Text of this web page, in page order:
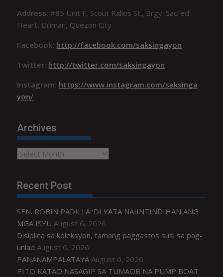
Address:#85 Unit F, Scout Rallos St., Brgy. Sacred
Heart, Diliman, Quezon City
Facebook: http://facebook.com/saksingayon
Twitter: http://twitter.com/saksingayon
Instagram: https://www.instagram.com/saksinga
yon/
Archives
Archives
Recent Post
SEN. ROBIN PADILLA ‘DI YATA NAIINTINDIHAN ANG
MGA ISYU August 6, 2026
Disiplina sa koleksyon, tamang paggastos susi sa pag-
unlad August 6, 2026
PANANAMPALATAYA August 6, 2026
PITO KATAO NASAGIP SA TUMAOB NA PUMP BOAT